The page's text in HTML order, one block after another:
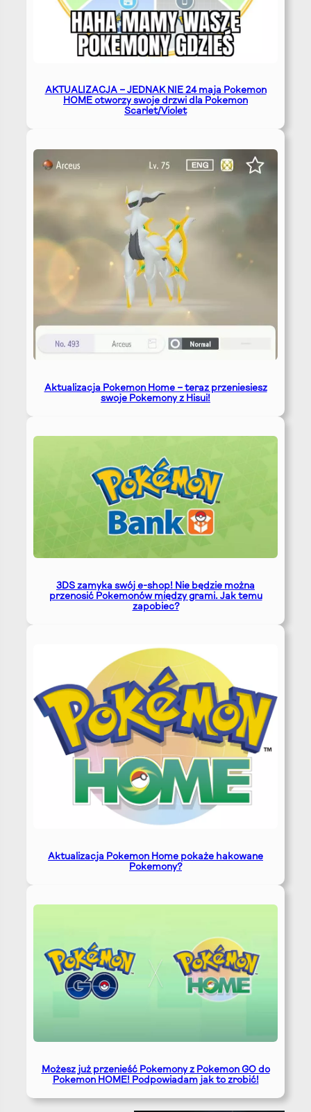
AKTUALIZACJA – JEDNAK NIE 24 maja Pokemon
HOME otworzy swoje drzwi dla Pokemon
Scarlet/Violet
Aktualizacja Pokemon Home – teraz przeniesiesz
swoje Pokemony z Hisui!
3DS zamyka swój e-shop! Nie będzie można
przenosić Pokemonów między grami. Jak temu
zapobiec?
Aktualizacja Pokemon Home pokaże hakowane
Pokemony?
Możesz już przenieść Pokemony z Pokemon GO do
Pokemon HOME! Podpowiadam jak to zrobić!